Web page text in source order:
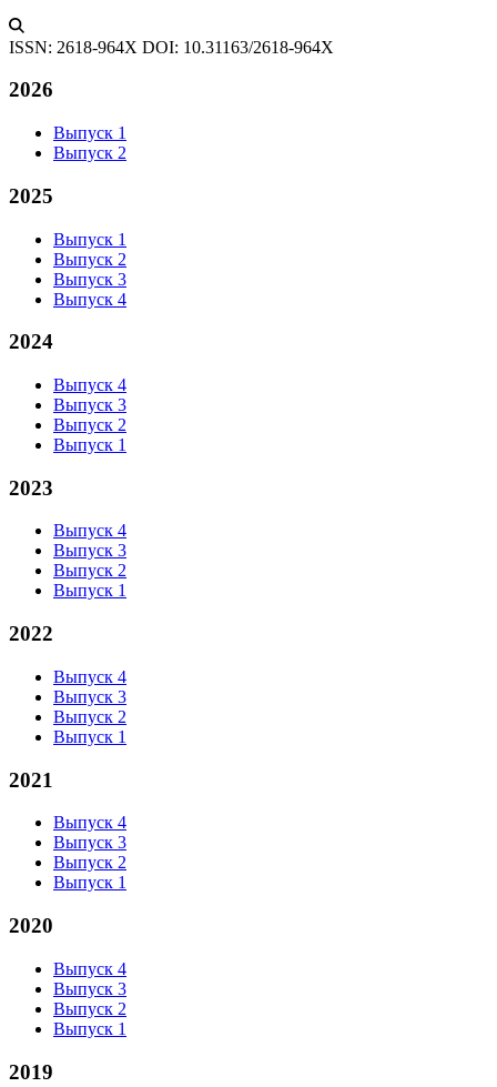
ISSN: 2618-964X DOI: 10.31163/2618-964X
2026
Выпуск 1
Выпуск 2
2025
Выпуск 1
Выпуск 2
Выпуск 3
Выпуск 4
2024
Выпуск 4
Выпуск 3
Выпуск 2
Выпуск 1
2023
Выпуск 4
Выпуск 3
Выпуск 2
Выпуск 1
2022
Выпуск 4
Выпуск 3
Выпуск 2
Выпуск 1
2021
Выпуск 4
Выпуск 3
Выпуск 2
Выпуск 1
2020
Выпуск 4
Выпуск 3
Выпуск 2
Выпуск 1
2019